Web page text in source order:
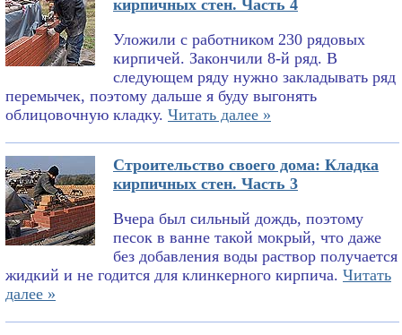
кирпичных стен. Часть 4
Уложили с работником 230 рядовых
кирпичей. Закончили 8-й ряд. В
следующем ряду нужно закладывать ряд
перемычек, поэтому дальше я буду выгонять
облицовочную кладку. Читать далее »
Строительство своего дома: Кладка
кирпичных стен. Часть 3
Вчера был сильный дождь, поэтому
песок в ванне такой мокрый, что даже
без добавления воды раствор получается
жидкий и не годится для клинкерного кирпича. Читать
далее »